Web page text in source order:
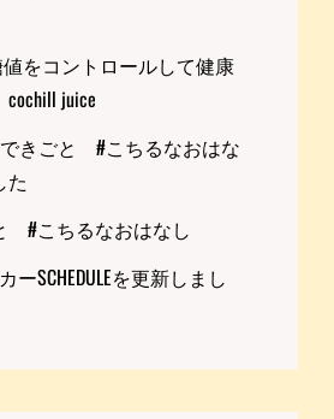
値をコントロールして健康
juice
できごと #こちるなおはな
た
#こちるなおはなし
SCHEDULEを更新しまし